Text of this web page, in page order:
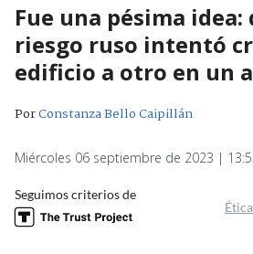
Fue una pésima idea:
riesgo ruso intentó
edificio a otro en un
PorConstanza Bello Caipillán
Miércoles 06 septiembre de 2023 |
Seguimos criterios de